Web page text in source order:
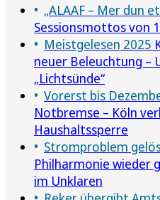
„ALAAF – Mer dun
Sessionsmottos von
Meistgelesen 2025
neuer Beleuchtung –
„Lichtsünde“
Vorerst bis
Notbremse – Köln
Haushaltssperre
Stromproblem
Philharmonie wieder
im Unklaren